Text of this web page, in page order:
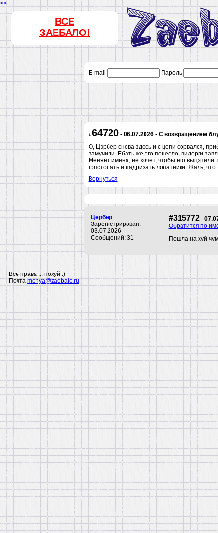
>>
ВСЕ
ЗАЕБАЛО!
E-mail Пароль
#64720- 06.07.2026 - С возвращением
О, Цэрбер снова здесь и с цепи сорвался,
замучили. Ебать же его понесло, пидорги
Меняет имена, не хочет, чтобы его выцэпили
гопстопать и падризать лопатники. Жаль,
Вернуться
Цербер
Зарегистрирован:
03.07.2026
Сообщений: 31
#315772-
Обратится по
Пошла на хуй
Все права ... похуй :)
Почтаmenya@zaebalo.ru